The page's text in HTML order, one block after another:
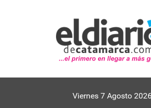
Viernes 7 Agosto